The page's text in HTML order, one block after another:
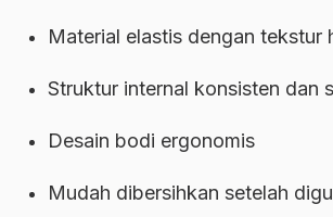
Material elastis dengan tekstur
Struktur internal konsisten dan
Desain bodi ergonomis
Mudah dibersihkan setelah